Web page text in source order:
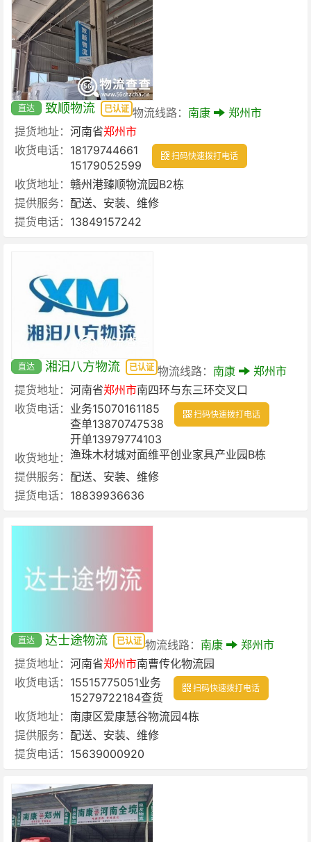
直达 致顺物流 已认证 物流线路： 南康
郑州市
提货地址： 河南省郑州市
收货电话： 18179744661
15179052599
扫码快速拨打电话
收货地址： 赣州港臻顺物流园B2栋
提供服务： 配送、安装、维修
提货电话： 13849157242
直达 湘汨八方物流 已认证 物流线路： 南康
郑州市
提货地址： 河南省郑州市南四环与东三环交叉口
收货电话： 业务15070161185
查单13870747538
开单13979774103
扫码快速拨打电话
收货地址： 渔珠木材城对面维平创业家具产业园B栋
提供服务： 配送、安装、维修
提货电话： 18839936636
直达 达士途物流 已认证 物流线路： 南康
郑州市
提货地址： 河南省郑州市南曹传化物流园
收货电话： 15515775051业务
15279722184查货
扫码快速拨打电话
收货地址： 南康区爱康慧谷物流园4栋
提供服务： 配送、安装、维修
提货电话： 15639000920